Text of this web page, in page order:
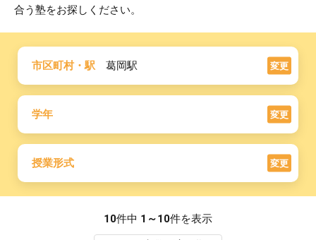
合う塾をお探しください。
市区町村・駅 葛岡駅 変更
学年 変更
授業形式 変更
10件中 1～10件を表示